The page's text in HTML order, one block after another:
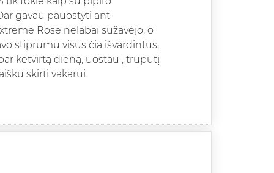
gavau pauostyti ant
Rose nelabai sužavėjo, o
stiprumu visus čia išvardintus,
ketvirtą dieną, uostau , truputį
skirti vakarui.